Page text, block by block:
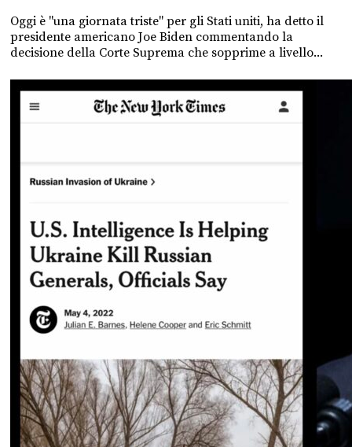
Oggi è "una giornata triste" per gli Stati uniti, ha detto il
presidente americano Joe Biden commentando la
decisione della Corte Suprema che sopprime a livello...